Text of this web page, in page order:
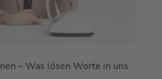
– Was lösen Worte in uns